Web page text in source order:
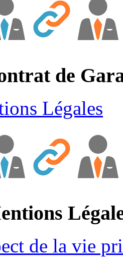
de
Légales
de la vie